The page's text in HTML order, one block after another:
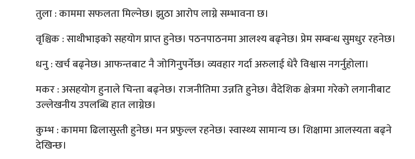
तुला : काममा सफलता मिल्नेछ। झुठा आरोप लाग्ने सम्भावना छ।
वृश्चिक : साथीभाइको सहयोग प्राप्त हुनेछ। पठनपाठनमा आलश्य बढ्नेछ। प्रेम सम्बन्ध सुमधुर रहनेछ।
धनु : खर्च बढ्नेछ। आफन्तबाट नै जोगिनुपर्नेछ। व्यवहार गर्दा अरुलाई धेरै विश्वास नगर्नुहोला।
मकर : असहयोग हुनाले चिन्ता बढ्नेछ। राजनीतिमा उन्नति हुनेछ। वैदेशिक क्षेत्रमा गरेको लगानीबाट
उल्लेखनीय उपलब्धि हात लाग्नेछ।
कुम्भ : काममा ढिलासुस्ती हुनेछ। मन प्रफुल्ल रहनेछ। स्वास्थ्य सामान्य छ। शिक्षामा आलस्यता बढ्ने
देखिन्छ।